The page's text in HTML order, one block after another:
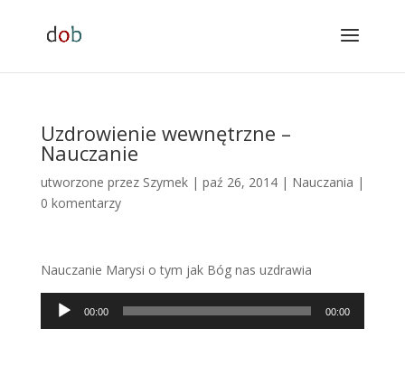
Uzdrowienie wewnętrzne –
Nauczanie
utworzone przez Szymek| paź 26, 2014| Nauczania |
0 komentarzy
Nauczanie Marysi o tym jak Bóg nas uzdrawia
Odtwarzacz
plików
00:00 00:00